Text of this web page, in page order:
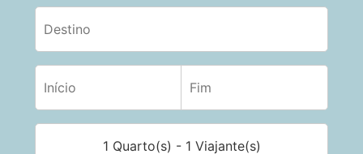
1 Quarto(s) - 1 Viajante(s)